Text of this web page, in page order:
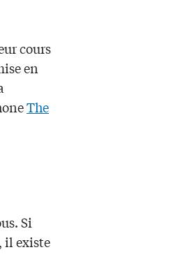
cours
en
The
Si
il existe